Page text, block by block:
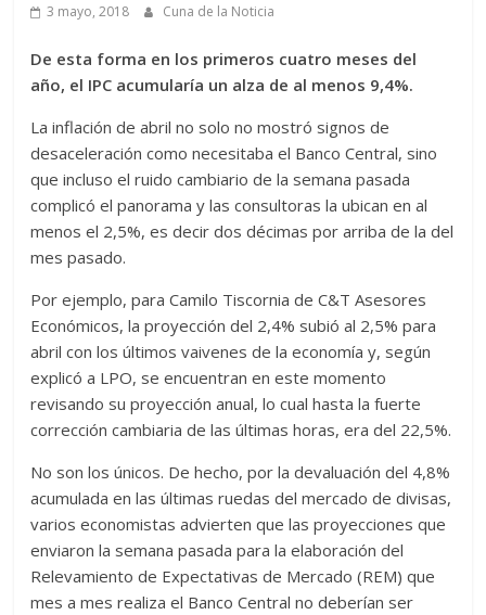
3 mayo, 2018 Cuna de la Noticia
De esta forma en los primeros cuatro meses del
año, el IPC acumularía un alza de al menos 9,4%.
La inflación de abril no solo no mostró signos de
desaceleración como necesitaba el Banco Central, sino
que incluso el ruido cambiario de la semana pasada
complicó el panorama y las consultoras la ubican en al
menos el 2,5%, es decir dos décimas por arriba de la del
mes pasado.
Por ejemplo, para Camilo Tiscornia de C&T Asesores
Económicos, la proyección del 2,4% subió al 2,5% para
abril con los últimos vaivenes de la economía y, según
explicó a LPO, se encuentran en este momento
revisando su proyección anual, lo cual hasta la fuerte
corrección cambiaria de las últimas horas, era del 22,5%.
No son los únicos. De hecho, por la devaluación del 4,8%
acumulada en las últimas ruedas del mercado de divisas,
varios economistas advierten que las proyecciones que
enviaron la semana pasada para la elaboración del
Relevamiento de Expectativas de Mercado (REM) que
mes a mes realiza el Banco Central no deberían ser